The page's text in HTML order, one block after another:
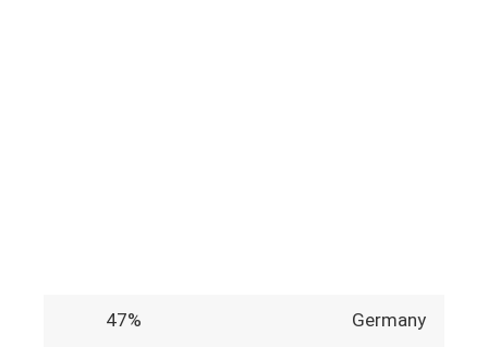
Germany
47%